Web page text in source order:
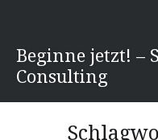
InhaltBeginne jetzt! –
Consulting